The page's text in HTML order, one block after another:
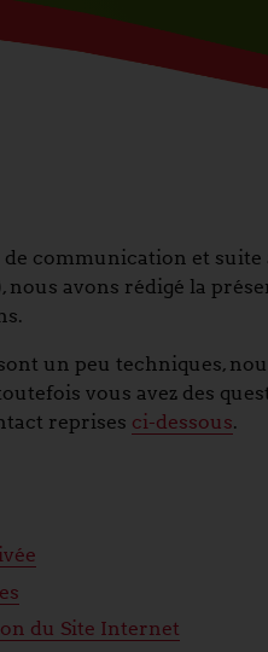
communication et suite
nous avons rédigé la
un peu techniques,
vous avez des
reprises ci-dessous.
du Site Internet